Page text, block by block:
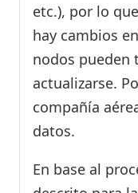
etc.), por lo
hay cambios
nodos pueden
actualizarse.
compañía
datos.
En base al